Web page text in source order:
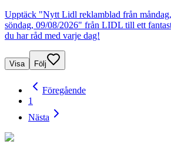
Upptäck "Nytt Lidl reklamblad från
söndag, 09/08/2026" från LIDL till ett
du har råd med varje dag!
Visa Följ
Föregående
1
Nästa